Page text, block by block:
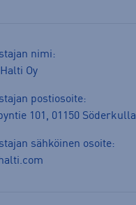
nimi:
Oy
postiosoite:
101, 01150 Söderkulla
sähköinen osoite: